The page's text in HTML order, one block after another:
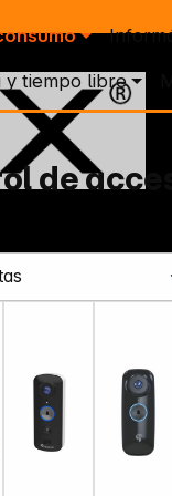
y tiempo libre
de